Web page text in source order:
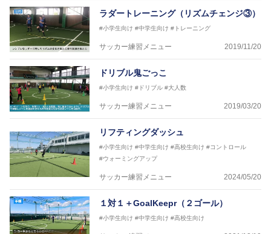
【指導歴】
ASV ペスカドーラ町田 監督、FC VIGORE 監督
【資格】
日本サッカー協会公認B級ライセンス・日本サッカー
協会公認フットサルB級ライセンス
※全コーチボンフィンサッカースクール所属
ラダートレーニング（リズムチェンジ③）
#小学生向け #中学生向け #トレーニング
サッカー練習メニュー 2019/11/20
ドリブル鬼ごっこ
#小学生向け #ドリブル #大人数
サッカー練習メニュー 2019/03/20
リフティングダッシュ
#小学生向け #中学生向け #高校生向け #コントロール
#ウォーミングアップ
サッカー練習メニュー 2024/05/20
１対１＋GoalKeepr（２ゴール）
#小学生向け #中学生向け #高校生向け